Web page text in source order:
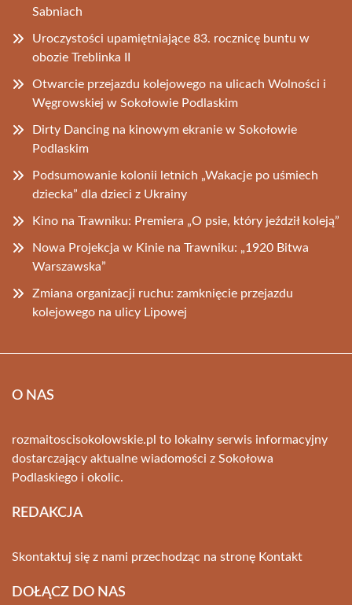
Sabniach
Uroczystości upamiętniające 83. rocznicę buntu w
obozie Treblinka II
Otwarcie przejazdu kolejowego na ulicach Wolności i
Węgrowskiej w Sokołowie Podlaskim
Dirty Dancing na kinowym ekranie w Sokołowie
Podlaskim
Podsumowanie kolonii letnich „Wakacje po uśmiech
dziecka” dla dzieci z Ukrainy
Kino na Trawniku: Premiera „O psie, który jeździł koleją”
Nowa Projekcja w Kinie na Trawniku: „1920 Bitwa
Warszawska”
Zmiana organizacji ruchu: zamknięcie przejazdu
kolejowego na ulicy Lipowej
O NAS
rozmaitoscisokolowskie.pl to lokalny serwis informacyjny
dostarczający aktualne wiadomości z Sokołowa
Podlaskiego i okolic.
REDAKCJA
Skontaktuj się z nami przechodząc na stronę Kontakt
DOŁĄCZ DO NAS